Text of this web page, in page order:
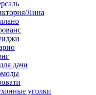
Лина
дачи
уголки